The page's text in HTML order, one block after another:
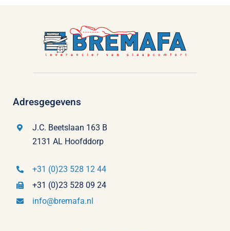
Adresgegevens
J.C. Beetslaan 163 B
2131 AL Hoofddorp
+31 (0)23 528 12 44
+31 (0)23 528 09 24
info@bremafa.nl